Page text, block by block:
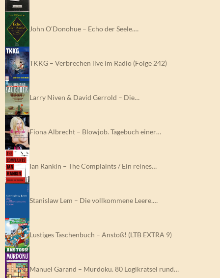
John O’Donohue – Echo der Seele.…
TKKG – Verbrechen live im Radio (Folge 242)
Larry Niven & David Gerrold – Die…
Fiona Albrecht – Blowjob. Tagebuch einer…
Ian Rankin – The Complaints / Ein reines…
Stanislaw Lem – Die vollkommene Leere.…
Lustiges Taschenbuch – Anstoß! (LTB EXTRA 9)
Manuel Garand – Murdoku. 80 Logikrätsel rund…